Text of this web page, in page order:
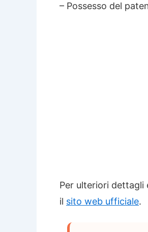
– Possesso del
Per ulteriori dettagli
il sito web ufficiale.